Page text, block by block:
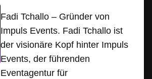
Fadi Tchallo – Gründer von
Impuls Events. Fadi Tchallo ist
der visionäre Kopf hinter Impuls
Events, der führenden
Eventagentur für